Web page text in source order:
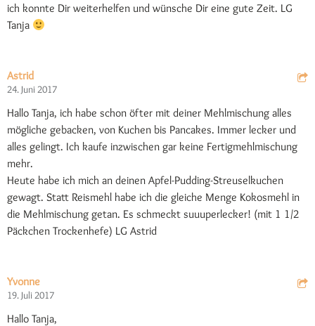
ich konnte Dir weiterhelfen und wünsche Dir eine gute Zeit. LG
Tanja
Astrid
24. Juni 2017
Hallo Tanja, ich habe schon öfter mit deiner Mehlmischung alles
mögliche gebacken, von Kuchen bis Pancakes. Immer lecker und
alles gelingt. Ich kaufe inzwischen gar keine Fertigmehlmischung
mehr.
Heute habe ich mich an deinen Apfel-Pudding-Streuselkuchen
gewagt. Statt Reismehl habe ich die gleiche Menge Kokosmehl in
die Mehlmischung getan. Es schmeckt suuuperlecker! (mit 1 1/2
Päckchen Trockenhefe) LG Astrid
Yvonne
19. Juli 2017
Hallo Tanja,